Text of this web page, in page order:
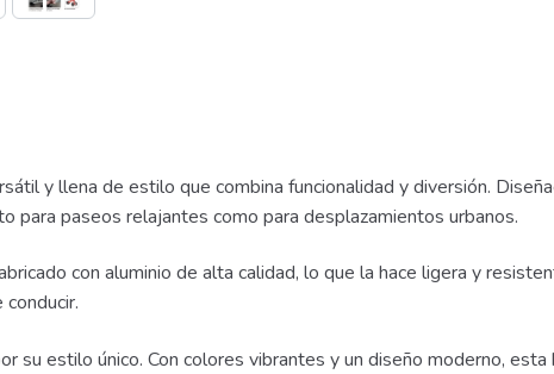
y llena de estilo que combina funcionalidad y diversión.
para paseos relajantes como para desplazamientos urbanos.
con aluminio de alta calidad, lo que la hace ligera y
su estilo único. Con colores vibrantes y un diseño moderno,